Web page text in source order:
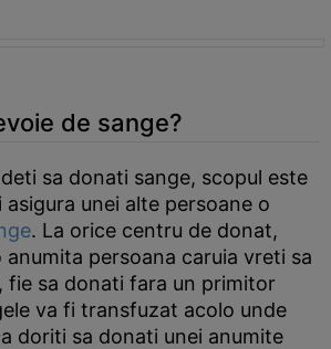
de sange?
sa donati sange, scopul este
unei alte persoane o
. La orice centru de donat,
persoana caruia vreti sa
fie sa donati fara un primitor
va fi transfuzat acolo unde
doriti sa donati unei anumite